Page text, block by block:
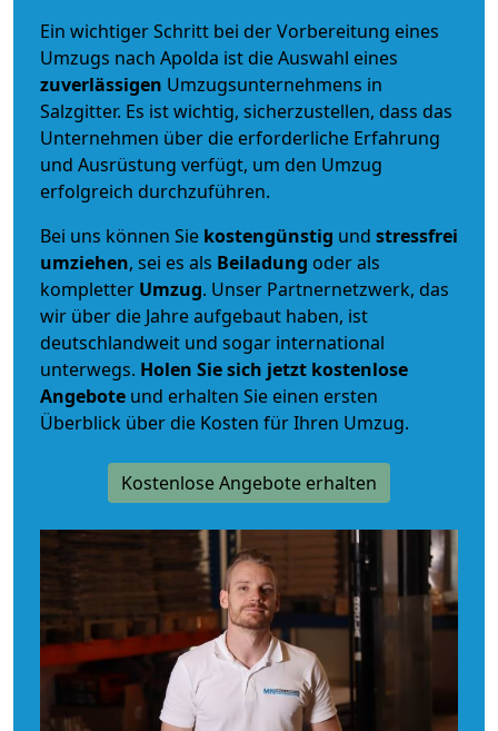
Ein wichtiger Schritt bei der Vorbereitung eines
Umzugs nach Apolda ist die Auswahl eines
zuverlässigen Umzugsunternehmens in
Salzgitter. Es ist wichtig, sicherzustellen, dass das
Unternehmen über die erforderliche Erfahrung
und Ausrüstung verfügt, um den Umzug
erfolgreich durchzuführen.
Bei uns können Sie kostengünstig und stressfrei
umziehen, sei es als Beiladung oder als
kompletter Umzug. Unser Partnernetzwerk, das
wir über die Jahre aufgebaut haben, ist
deutschlandweit und sogar international
unterwegs. Holen Sie sich jetzt kostenlose
Angebote und erhalten Sie einen ersten
Überblick über die Kosten für Ihren Umzug.
Kostenlose Angebote erhalten